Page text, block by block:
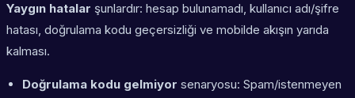
Yaygın hatalar şunlardır: hesap bulunamadı, kullanıcı adı/şifre
hatası, doğrulama kodu geçersizliği ve mobilde akışın yarıda
kalması.
Doğrulama kodu gelmiyor senaryosu: Spam/istenmeyen